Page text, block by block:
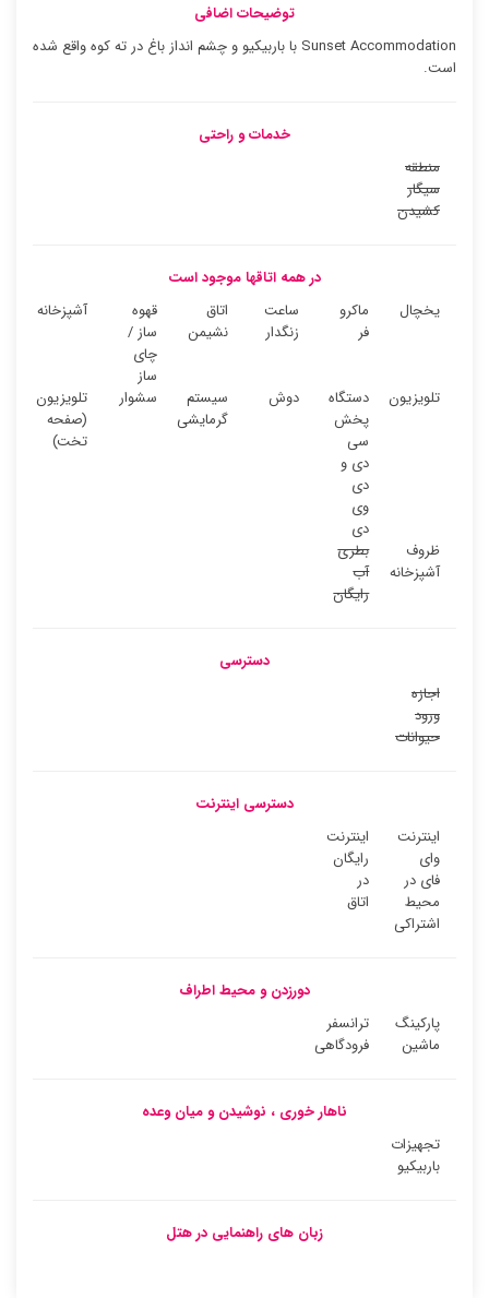
توضیحات اضافی
Sunset Accommodation با باربیکیو و چشم انداز باغ در ته کوه واقع شده
است.
خدمات و راحتی
منطقه
سیگار
کشیدن
در همه اتاقها موجود است
یخچال
ماکرو
فر
ساعت
زنگدار
اتاق
نشیمن
قهوه
ساز /
چای
ساز
آشپزخانه
تلویزیون
دستگاه
پخش
سی
دی و
دی
وی
دی
دوش
سیستم
گرمایشی
سشوار
تلویزیون
(صفحه
تخت)
ظروف
آشپزخانه
بطری
آب
رایگان
دسترسی
اجازه
ورود
حیوانات
دسترسی اینترنت
اینترنت
وای
فای در
محیط
اشتراکی
اینترنت
رایگان
در
اتاق
دورزدن و محیط اطراف
پارکینگ
ماشین
ترانسفر
فرودگاهی
ناهار خوری ، نوشیدن و میان وعده
تجهیزات
باربیکیو
زبان های راهنمایی در هتل